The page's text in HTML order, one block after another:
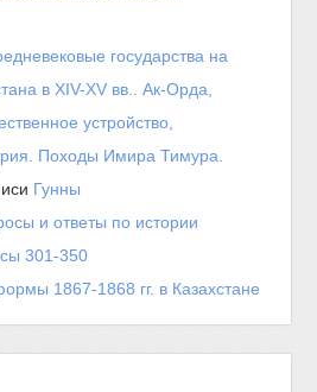
государства на
в XIV-XV вв.. Ак-Орда,
устройство,
Походы Имира Тимура.
Гунны
и ответы по истории
301-350
1867-1868 гг. в Казахстане